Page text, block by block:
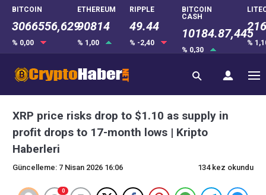
BITCOIN
3066556,629
% 0,00
ETHEREUM
90814
% 1,00
RIPPLE
49.44
% -2,40
BITCOIN
CASH
10184.87,445
% 0,30
%
XRP price risks drop to $1.10 as supply in
profit drops to 17-month lows | Kripto
Haberleri
Güncelleme: 7 Nisan 2026 16:06 134 kez okundu
0